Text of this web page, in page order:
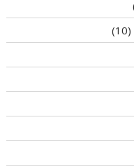
(10)